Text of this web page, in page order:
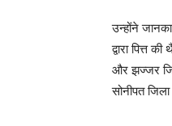
उन्होंने
द्वारा
और झज्जर
सोनीपत